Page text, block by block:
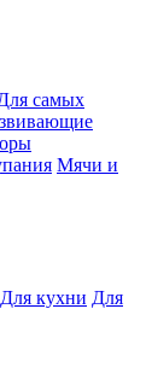
самых
Мячи и
Для кухни Для